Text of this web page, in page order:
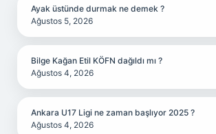
Ayak üstünde durmak ne demek ?
Ağustos 5, 2026
Bilge Kağan Etil KÖFN dağıldı mı ?
Ağustos 4, 2026
Ankara U17 Ligi ne zaman başlıyor 2025 ?
Ağustos 4, 2026